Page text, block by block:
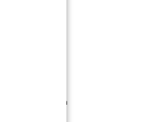
Tuinplanten